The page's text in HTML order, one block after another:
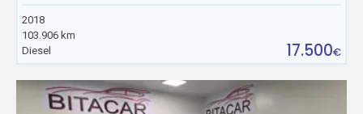
2018
103.906 km
Diesel
17.500€